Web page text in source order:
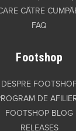
CĂTRE
FAQ
Footshop
DESPRE
DE
FOOTSHOP BLOG
RELEASES